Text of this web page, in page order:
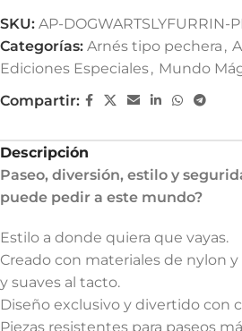
SKU: AP-DOGWARTSLYFURRIN-
Categorías: Arnés tipo pechera ,
Ediciones Especiales, Mundo
Compartir:
Descripción
Paseo, diversión, estilo y
puede pedir a este mundo?
Estilo a donde quiera que vayas.
Creado con materiales de nylon
y suaves al tacto.
Diseño exclusivo y divertido con
Piezas resistentes para paseos